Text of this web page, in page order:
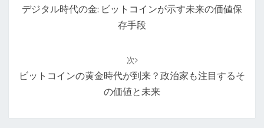
ョ
デジタル時代の金: ビットコインが示す未来の価値保
存手段
次
ビットコインの黄金時代が到来？政治家も注目するそ
の価値と未来